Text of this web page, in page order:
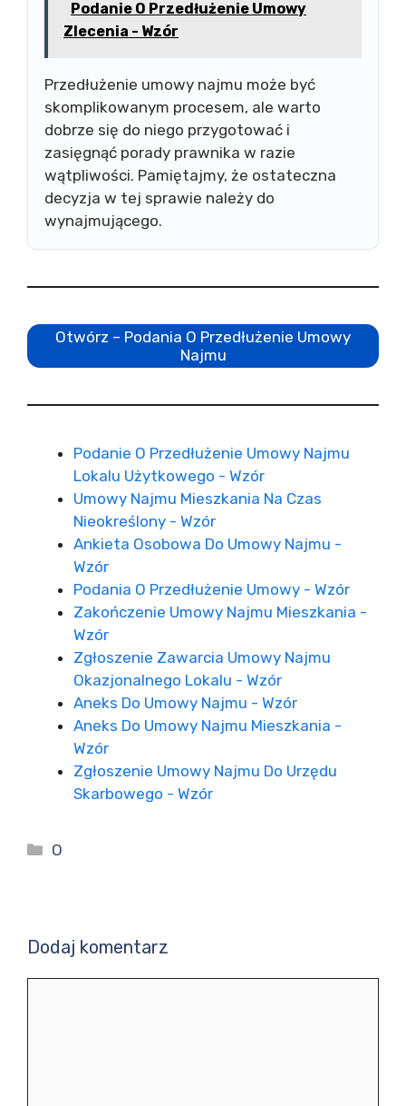
Podanie O Przedłużenie Umowy
Zlecenia - Wzór
Przedłużenie umowy najmu może być
skomplikowanym procesem, ale warto
dobrze się do niego przygotować i
zasięgnąć porady prawnika w razie
wątpliwości. Pamiętajmy, że ostateczna
decyzja w tej sprawie należy do
wynajmującego.
Otwórz – Podania O Przedłużenie Umowy
Najmu
Podanie O Przedłużenie Umowy Najmu
Lokalu Użytkowego - Wzór
Umowy Najmu Mieszkania Na Czas
Nieokreślony - Wzór
Ankieta Osobowa Do Umowy Najmu -
Wzór
Podania O Przedłużenie Umowy - Wzór
Zakończenie Umowy Najmu Mieszkania -
Wzór
Zgłoszenie Zawarcia Umowy Najmu
Okazjonalnego Lokalu - Wzór
Aneks Do Umowy Najmu - Wzór
Aneks Do Umowy Najmu Mieszkania -
Wzór
Zgłoszenie Umowy Najmu Do Urzędu
Skarbowego - Wzór
Kategorie
O
Dodaj komentarz